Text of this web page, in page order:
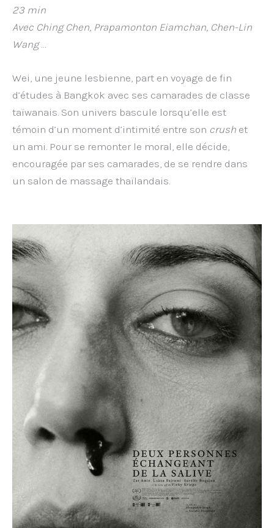
23 min
Avec Ching Chen, Prapamonton Eiamchan, Chen-Lin
Wang…
Wei, une jeune lesbienne, part en voyage de fin
d’études à Bangkok avec ses camarades de classe
taïwanais. Son univers bascule lorsqu’elle est
témoin d’un moment d’intimité entre son crush et
un ami. Pour se remonter le moral, elle décide,
encouragée par ses camarades, de se rendre dans
un salon de massage thaïlandais.